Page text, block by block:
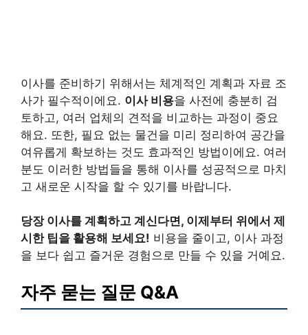
이사를 준비하기 위해서는 체계적인 계획과 자료 조
사가 필수적이에요. 이사 비용을 사전에 충분히 검
토하고, 여러 업체의 견적을 비교하는 과정이 중요
해요. 또한, 필요 없는 물건을 미리 정리하여 공간을
여유롭게 확보하는 것도 효과적인 방법이에요. 여러
분도 이러한 방법들을 통해 이사를 성공적으로 마치
고 새로운 시작을 할 수 있기를 바랍니다.
당장 이사를 계획하고 계신다면, 이제부터 위에서 제
시한 팁을 활용해 보세요! 비용을 줄이고, 이사 과정
을 보다 쉽고 즐거운 경험으로 만들 수 있을 거예요.
자주 묻는 질문 Q&A